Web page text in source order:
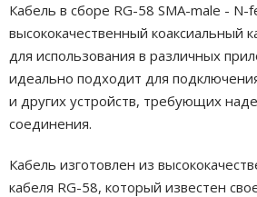
Кабель в сборе RG-58 SMA-male -
высококачественный коаксиальный
для использования в различных
идеально подходит для
и других устройств, требующих
соединения.
Кабель изготовлен из
кабеля RG-58, который известен